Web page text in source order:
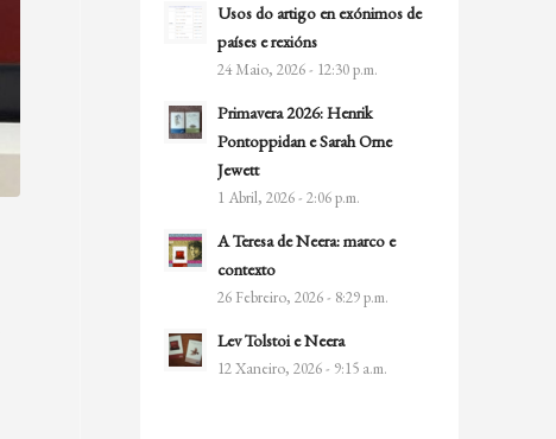
Usos do artigo en exónimos de
países e rexións
24 Maio, 2026 - 12:30 p.m.
Primavera 2026: Henrik
Pontoppidan e Sarah Orne
Jewett
1 Abril, 2026 - 2:06 p.m.
A Teresa de Neera: marco e
contexto
26 Febreiro, 2026 - 8:29 p.m.
Lev Tolstoi e Neera
12 Xaneiro, 2026 - 9:15 a.m.